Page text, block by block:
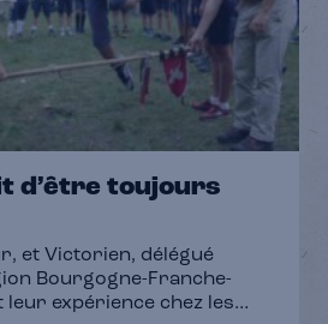
d’être toujours
et Victorien, délégué
Bourgogne-Franche-
expérience chez les